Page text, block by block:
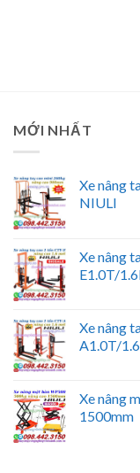
MỚI NHẤT
Xe nâng
NIULI
Xe nâng
E1.0T/
Xe nâng
A1.0T/
Xe nâng
1500mm